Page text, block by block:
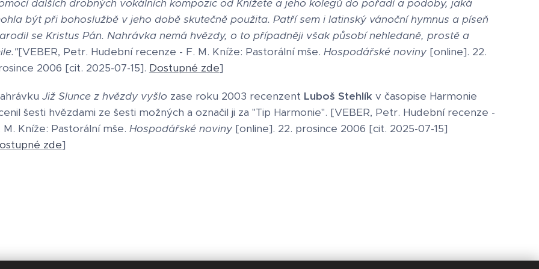
dalších drobných vokálních kompozic od Knížete a jeho kolegů do pořadí a podoby, jaká
být při bohoslužbě v jeho době skutečně použita. Patří sem i latinský vánoční hymnus a píseň
se Kristus Pán. Nahrávka nemá hvězdy, o to případněji však působí nehledaně, prostě a
[VEBER, Petr. Hudební recenze - F. M. Kníže: Pastorální mše. Hospodářské noviny[online]. 22.
2006 [cit. 2025-07-15]. Dostupné zde]
Již Slunce z hvězdy vyšlo zase roku 2003 recenzent Luboš Stehlík v časopise Harmonie
šesti hvězdami ze šesti možných a označil ji za "Tip Harmonie". [VEBER, Petr. Hudební recenze -
M. Kníže: Pastorální mše. Hospodářské noviny[online]. 22. prosince 2006 [cit. 2025-07-15]
zde]